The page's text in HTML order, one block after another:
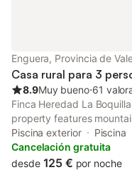
Enguera, Provincia de
Casa rural para 3
8.9Muy bueno⋅61
Finca Heredad La
property features
offers a pool with a view,
Accommodation for
property.
Piscina exterior Piscina
Cancelación gratuita
desde 125 € por noche